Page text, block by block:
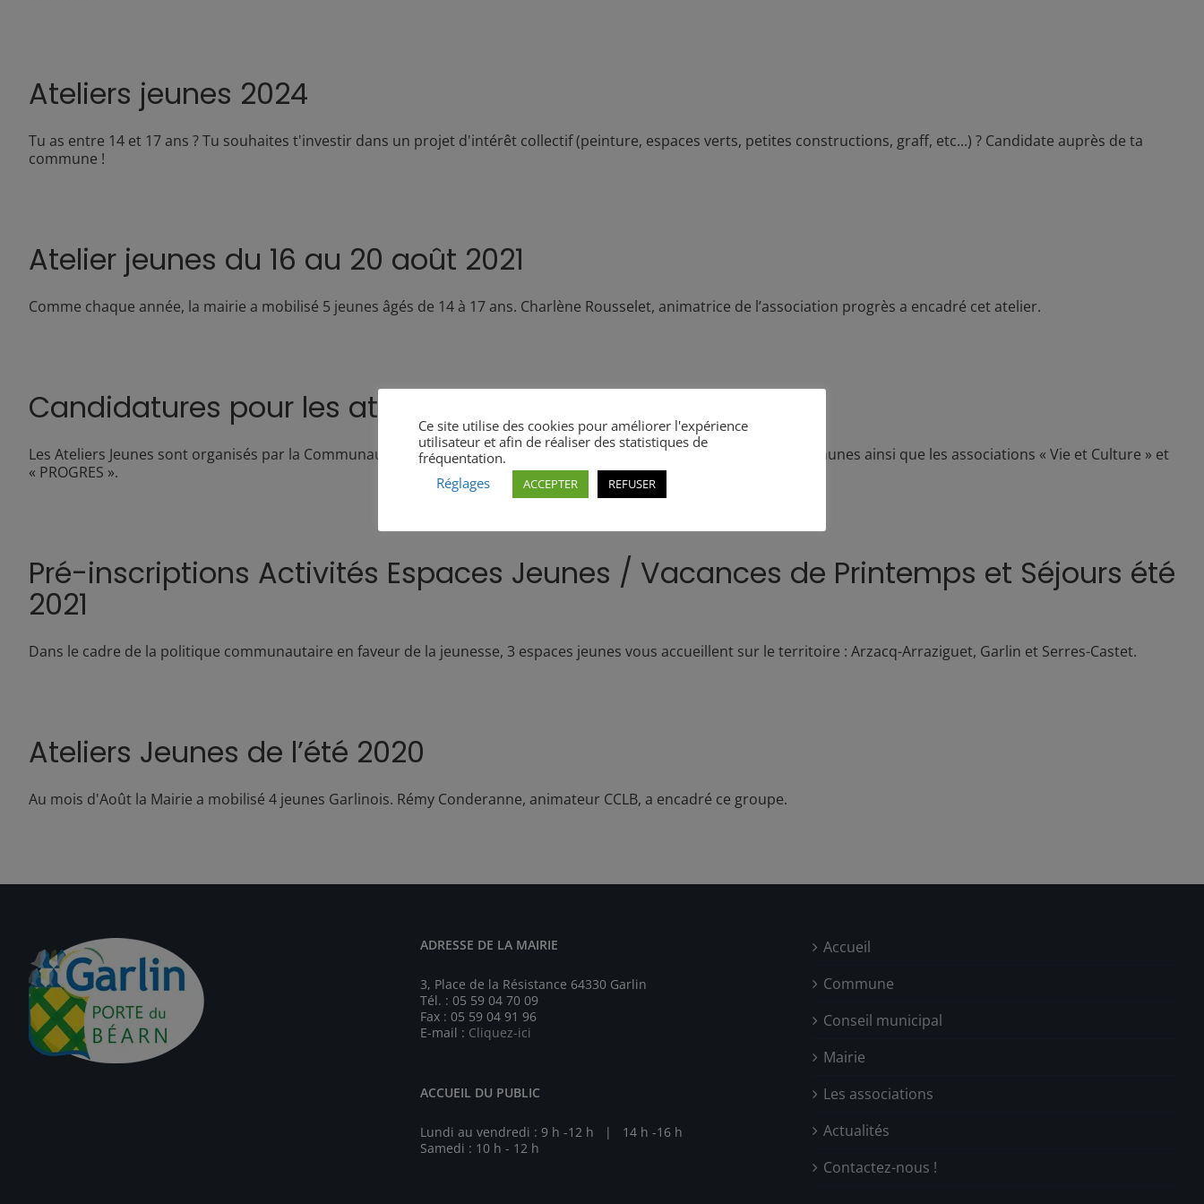
Ateliers jeunes 2024
Tu as entre 14 et 17 ans ? Tu souhaites t'investir dans un projet d'intérêt collectif (peinture, espaces verts, petites constructions, graff, etc...) ? Candidate auprès de ta
commune !
Atelier jeunes du 16 au 20 août 2021
Comme chaque année, la mairie a mobilisé 5 jeunes âgés de 14 à 17 ans. Charlène Rousselet, animatrice de l’association progrès a encadré cet atelier.
Candidatures pour les ateliers jeunes 2021
Les Ateliers Jeunes sont organisés par la Communauté de communes des Luys en Béarn en partenariat avec les communes ainsi que les associations « Vie et Culture » et
« PROGRES ».
Pré-inscriptions Activités Espaces Jeunes / Vacances de Printemps et Séjours été
2021
Dans le cadre de la politique communautaire en faveur de la jeunesse, 3 espaces jeunes vous accueillent sur le territoire : Arzacq-Arraziguet, Garlin et Serres-Castet.
Ateliers Jeunes de l’été 2020
Au mois d'Août la Mairie a mobilisé 4 jeunes Garlinois. Rémy Conderanne, animateur CCLB, a encadré ce groupe.
ADRESSE DE LA MAIRIE
3, Place de la Résistance 64330 Garlin
Tél. : 05 59 04 70 09
Fax : 05 59 04 91 96
E-mail : Cliquez-ici
ACCUEIL DU PUBLIC
Lundi au vendredi : 9 h -12 h | 14 h -16 h
Samedi : 10 h - 12 h
Accueil
Commune
Conseil municipal
Mairie
Les associations
Actualités
Contactez-nous !
Ce site utilise des cookies pour améliorer l'expérience
utilisateur et afin de réaliser des statistiques de
fréquentation.
Réglages
ACCEPTER REFUSER